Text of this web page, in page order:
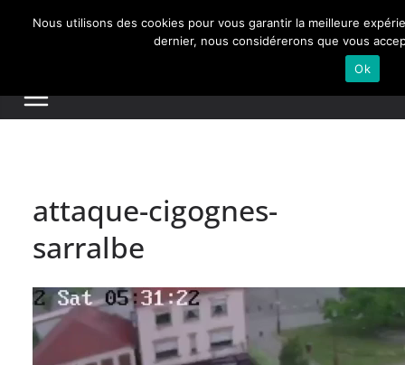
Actualités de Lorraine pour les Lorrains
attaque-cigognes-
sarralbe
Nous utilisons des cookies pour vous garantir la meilleure
dernier, nous considérerons que vous
Ok